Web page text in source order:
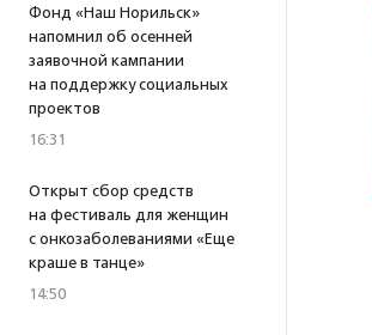
Фонд «Наш Норильск»
напомнил об осенней
заявочной кампании
на поддержку социальных
проектов
16:31
Открыт сбор средств
на фестиваль для женщин
с онкозаболеваниями «Еще
краше в танце»
14:50